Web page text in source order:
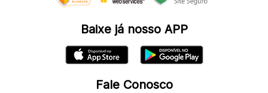
Baixe já nosso APP
Fale Conosco